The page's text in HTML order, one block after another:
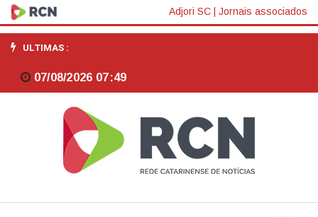
Jornal
Razão:
Crianças
adolescentes
competem
de
Adjori SC Jornais associados
ULTIMAS :
07/08/2026 07:49